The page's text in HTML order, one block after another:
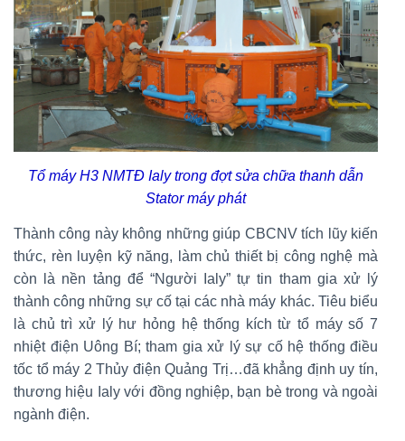
Tổ máy H3 NMTĐ Ialy trong đợt sửa chữa thanh dẫn
Stator máy phát
Thành công này không những giúp CBCNV tích lũy kiến
thức, rèn luyện kỹ năng, làm chủ thiết bị công nghệ mà
còn là nền tảng để “Người Ialy” tự tin tham gia xử lý
thành công những sự cố tại các nhà máy khác. Tiêu biểu
là chủ trì xử lý hư hỏng hệ thống kích từ tổ máy số 7
nhiệt điện Uông Bí; tham gia xử lý sự cố hệ thống điều
tốc tổ máy 2 Thủy điện Quảng Trị…đã khẳng định uy tín,
thương hiệu Ialy với đồng nghiệp, bạn bè trong và ngoài
ngành điện.